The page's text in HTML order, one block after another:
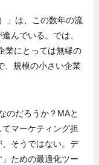
」は、この数年の流
んでいる。では、
業にとっては無縁の
、規模の小さい企業
のだろうか？MAと
マーケティング担
そうではない。デ
ための最適化ツー